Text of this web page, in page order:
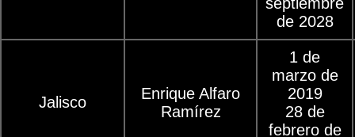
de 2028
Jalisco
Enrique Alfaro
Ramírez
1 de
marzo de
2019
28 de
febrero de